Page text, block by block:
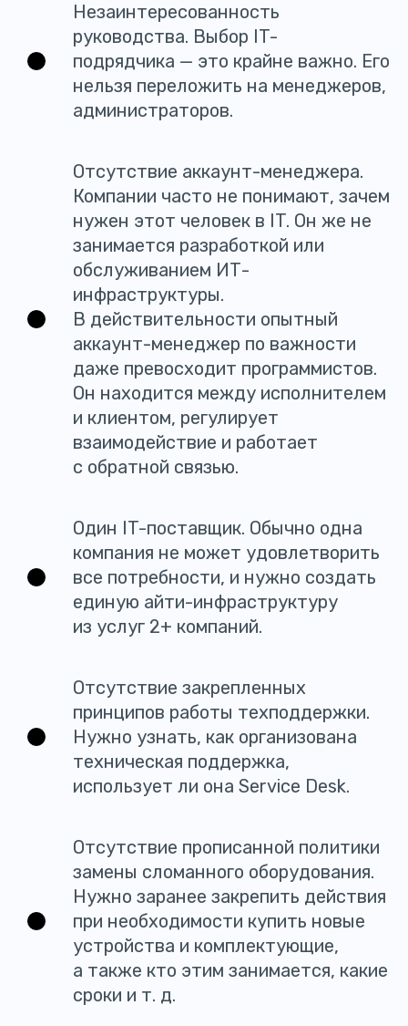
Незаинтересованность
руководства. Выбор IT-
подрядчика — это крайне важно. Его
нельзя переложить на менеджеров,
администраторов.
Отсутствие аккаунт-менеджера.
Компании часто не понимают, зачем
нужен этот человек в IT. Он же не
занимается разработкой или
обслуживанием ИТ-
инфраструктуры.
В действительности опытный
аккаунт-менеджер по важности
даже превосходит программистов.
Он находится между исполнителем
и клиентом, регулирует
взаимодействие и работает
с обратной связью.
Один IT-поставщик. Обычно одна
компания не может удовлетворить
все потребности, и нужно создать
единую айти-инфраструктуру
из услуг 2+ компаний.
Отсутствие закрепленных
принципов работы техподдержки.
Нужно узнать, как организована
техническая поддержка,
использует ли она Service Desk.
Отсутствие прописанной политики
замены сломанного оборудования.
Нужно заранее закрепить действия
при необходимости купить новые
устройства и комплектующие,
а также кто этим занимается, какие
сроки и т. д.